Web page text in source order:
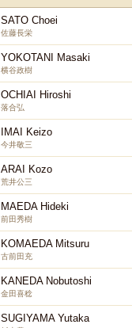
SATO Choei
佐藤長栄
YOKOTANI Masaki
横谷政樹
OCHIAI Hiroshi
落合弘
IMAI Keizo
今井敬三
ARAI Kozo
荒井公三
MAEDA Hideki
前田秀樹
KOMAEDA Mitsuru
古前田充
KANEDA Nobutoshi
金田喜稔
SUGIYAMA Yutaka